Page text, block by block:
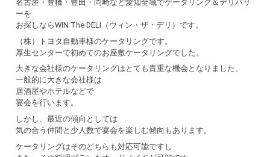
名古屋・豊橋・豊田・岡崎など愛知全域でケータリング＆デリバリ
ーを
お探しならWIN The DELI（ウィン・ザ・デリ）です。
（株）トヨタ自動車様のケータリングです。
厚生センターで初めてのお座敷ケータリングでした。
大きな会社様のケータリングはとても貴重な機会となりました。
一般的に大きな会社様は
居酒屋やホテルなどで
宴会を行います。
しかし、最近の傾向としては
気の合う仲間と少人数で宴会を楽しむ傾向もあります。
ケータリングはそのどちらも対応可能ですし